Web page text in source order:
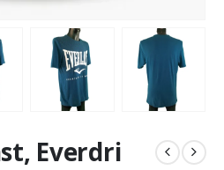
Everdri